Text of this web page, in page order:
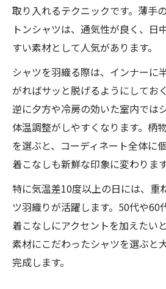
気温20度服装レディー
半袖か長袖か迷う日は
気温別服装メンズ流のシ
大人が選ぶ昼夜快適なレイ
個性的コーデで大人も
春夏の気温差も楽しく
今の時期服装レディース
清潔感ときちんと感を両
取り入れるテクニックです。薄手
トンシャツは、通気性が良く、日
すい素材として人気があります。
シャツを羽織る際は、インナーに
がればサッと脱げるようにしてお
逆に夕方や冷房の効いた室内では
体温調整がしやすくなります。柄
を選ぶと、コーディネート全体に
着こなしも新鮮な印象に変わります
特に気温差10度以上の日には、重
ツ羽織りが活躍します。50代や60
着こなしにアクセントを加えたい
素材にこだわったシャツを選ぶと
完成します。